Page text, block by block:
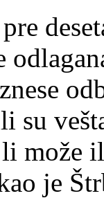
su
može
je